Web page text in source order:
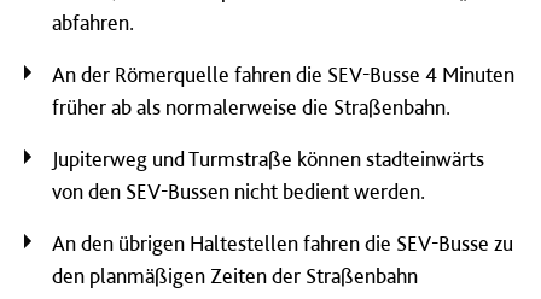
abfahren.
An der Römerquelle fahren die SEV-Busse 4 Minuten
früher ab als normalerweise die Straßenbahn.
Jupiterweg und Turmstraße können stadteinwärts
von den SEV-Bussen nicht bedient werden.
An den übrigen Haltestellen fahren die SEV-Busse zu
den planmäßigen Zeiten der Straßenbahn